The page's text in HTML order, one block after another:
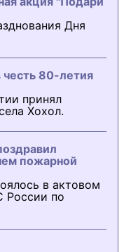
Дня
честь 80-летия
принял
Хохол.
пожарной
в актовом
России по